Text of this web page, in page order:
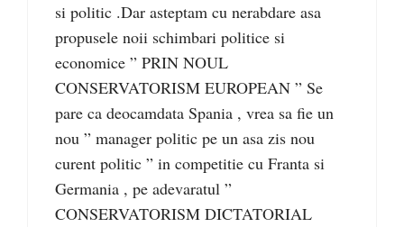
si politic .Dar asteptam cu nerabdare asa
propusele noii schimbari politice si
economice ” PRIN NOUL
CONSERVATORISM EUROPEAN ” Se
pare ca deocamdata Spania , vrea sa fie un
nou ” manager politic pe un asa zis nou
curent politic ” in competitie cu Franta si
Germania , pe adevaratul ”
CONSERVATORISM DICTATORIAL